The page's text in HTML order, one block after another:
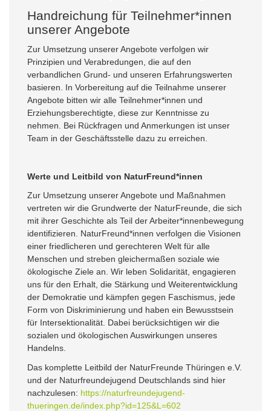
Handreichung für Teilnehmer*innen
unserer Angebote
Zur Umsetzung unserer Angebote verfolgen wir
Prinzipien und Verabredungen, die auf den
verbandlichen Grund- und unseren Erfahrungswerten
basieren. In Vorbereitung auf die Teilnahme unserer
Angebote bitten wir alle Teilnehmer*innen und
Erziehungsberechtigte, diese zur Kenntnisse zu
nehmen. Bei Rückfragen und Anmerkungen ist unser
Team in der Geschäftsstelle dazu zu erreichen.
Werte und Leitbild von NaturFreund*innen
Zur Umsetzung unserer Angebote und Maßnahmen
vertreten wir die Grundwerte der NaturFreunde, die sich
mit ihrer Geschichte als Teil der Arbeiter*innenbewegung
identifizieren. NaturFreund*innen verfolgen die Visionen
einer friedlicheren und gerechteren Welt für alle
Menschen und streben gleichermaßen soziale wie
ökologische Ziele an. Wir leben Solidarität, engagieren
uns für den Erhalt, die Stärkung und Weiterentwicklung
der Demokratie und kämpfen gegen Faschismus, jede
Form von Diskriminierung und haben ein Bewusstsein
für Intersektionalität. Dabei berücksichtigen wir die
sozialen und ökologischen Auswirkungen unseres
Handelns.
Das komplette Leitbild der NaturFreunde Thüringen e.V.
und der Naturfreundejugend Deutschlands sind hier
nachzulesen: https://naturfreundejugend-
thueringen.de/index.php?id=125&L=602